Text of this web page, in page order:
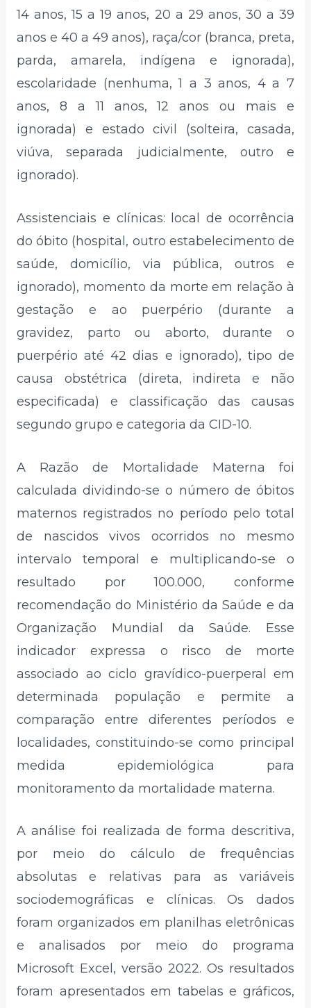
14 anos, 15 a 19 anos, 20 a 29 anos, 30 a 39
anos e 40 a 49 anos), raça/cor (branca, preta,
parda, amarela, indígena e ignorada),
escolaridade (nenhuma, 1 a 3 anos, 4 a 7
anos, 8 a 11 anos, 12 anos ou mais e
ignorada) e estado civil (solteira, casada,
viúva, separada judicialmente, outro e
ignorado).
Assistenciais e clínicas: local de ocorrência
do óbito (hospital, outro estabelecimento de
saúde, domicílio, via pública, outros e
ignorado), momento da morte em relação à
gestação e ao puerpério (durante a
gravidez, parto ou aborto, durante o
puerpério até 42 dias e ignorado), tipo de
causa obstétrica (direta, indireta e não
especificada) e classificação das causas
segundo grupo e categoria da CID-10.
A Razão de Mortalidade Materna foi
calculada dividindo-se o número de óbitos
maternos registrados no período pelo total
de nascidos vivos ocorridos no mesmo
intervalo temporal e multiplicando-se o
resultado por 100.000, conforme
recomendação do Ministério da Saúde e da
Organização Mundial da Saúde. Esse
indicador expressa o risco de morte
associado ao ciclo gravídico-puerperal em
determinada população e permite a
comparação entre diferentes períodos e
localidades, constituindo-se como principal
medida epidemiológica para
monitoramento da mortalidade materna.
A análise foi realizada de forma descritiva,
por meio do cálculo de frequências
absolutas e relativas para as variáveis
sociodemográficas e clínicas. Os dados
foram organizados em planilhas eletrônicas
e analisados por meio do programa
Microsoft Excel, versão 2022. Os resultados
foram apresentados em tabelas e gráficos,